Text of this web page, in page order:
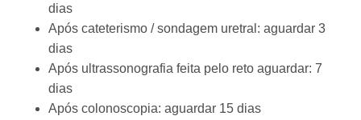
dias
Após cateterismo / sondagem uretral: aguardar 3
dias
Após ultrassonografia feita pelo reto aguardar: 7
dias
Após colonoscopia: aguardar 15 dias